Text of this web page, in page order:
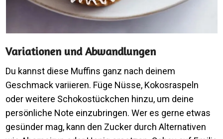
Variationen und Abwandlungen
Du kannst diese Muffins ganz nach deinem
Geschmack variieren. Füge Nüsse, Kokosraspeln
oder weitere Schokostückchen hinzu, um deine
persönliche Note einzubringen. Wer es gerne etwas
gesünder mag, kann den Zucker durch Alternativen